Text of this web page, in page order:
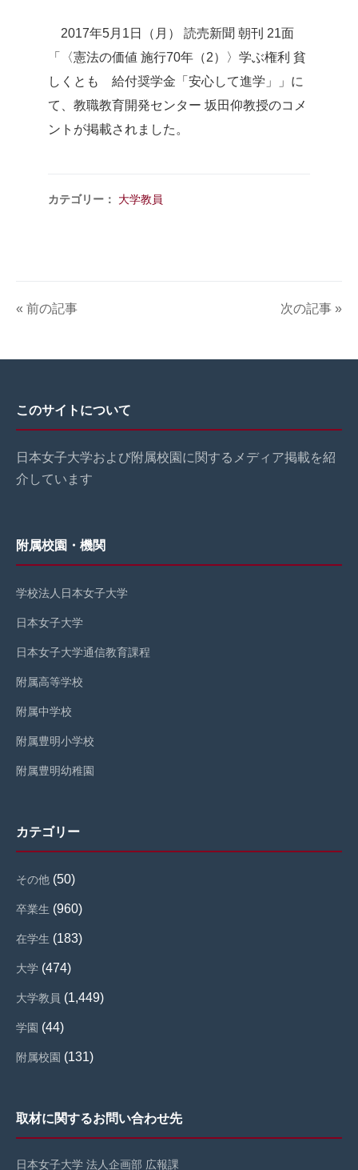
2017年5月1日（月） 読売新聞 朝刊 21面
「〈憲法の価値 施行70年（2）〉学ぶ権利 貧
しくとも 給付奨学金「安心して進学」」に
て、教職教育開発センター 坂田仰教授のコメ
ントが掲載されました。
カテゴリー： 大学教員
« 前の記事 次の記事 »
このサイトについて
日本女子大学および附属校園に関するメディア掲載を紹
介しています
附属校園・機関
学校法人日本女子大学
日本女子大学
日本女子大学通信教育課程
附属高等学校
附属中学校
附属豊明小学校
附属豊明幼稚園
カテゴリー
その他 (50)
卒業生 (960)
在学生 (183)
大学 (474)
大学教員 (1,449)
学園 (44)
附属校園 (131)
取材に関するお問い合わせ先
日本女子大学 法人企画部 広報課